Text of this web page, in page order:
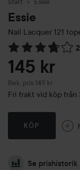
Essie
Nail Lacquer 121
Hoppa till Betyg &
145 kr
Rek. pris 149 kr
Rekommenderat pris 149
Fri frakt vid köp från
KÖP
Se prishistorik